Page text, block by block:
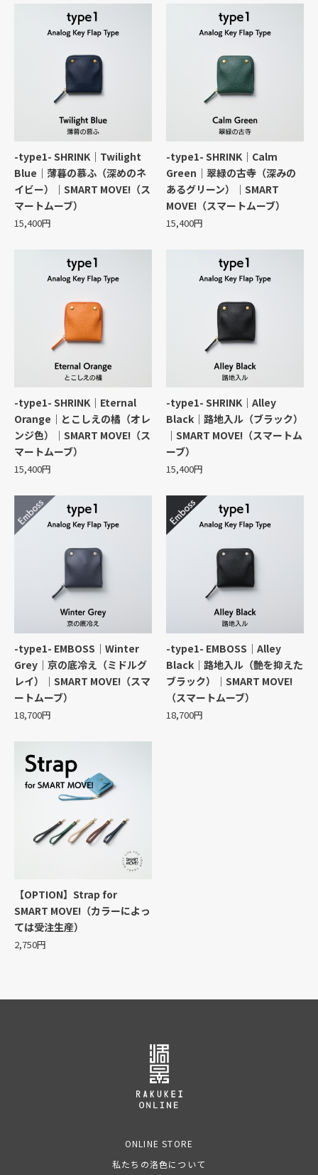
-type1- SHRINK｜Twilight
Blue｜薄暮の慕ふ（深めのネ
イビー）｜SMART MOVE!（ス
マートムーブ）
15,400円
-type1- SHRINK｜Calm
Green｜翠緑の古寺（深みの
あるグリーン）｜SMART
MOVE!（スマートムーブ）
15,400円
-type1- SHRINK｜Eternal
Orange｜とこしえの橘（オレ
ンジ色）｜SMART MOVE!（ス
マートムーブ）
15,400円
-type1- SHRINK｜Alley
Black｜路地入ル（ブラック）
｜SMART MOVE!（スマートム
ーブ）
15,400円
-type1- EMBOSS｜Winter
Grey｜京の底冷え（ミドルグ
レイ）｜SMART MOVE!（スマ
ートムーブ）
18,700円
-type1- EMBOSS｜Alley
Black｜路地入ル（艶を抑えた
ブラック）｜SMART MOVE!
（スマートムーブ）
18,700円
【OPTION】Strap for
SMART MOVE!（カラーによっ
ては受注生産）
2,750円
ONLINE STORE
私たちの洛色について